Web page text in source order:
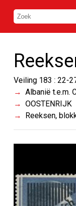
Veiling 183 : 22-
Albanië t.e.m.
OOSTENRIJK
Reeksen,